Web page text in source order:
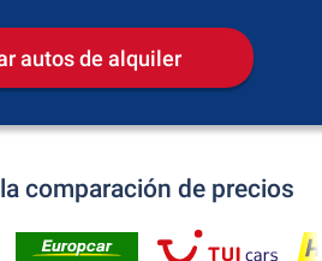
autos de alquiler
comparación de precios